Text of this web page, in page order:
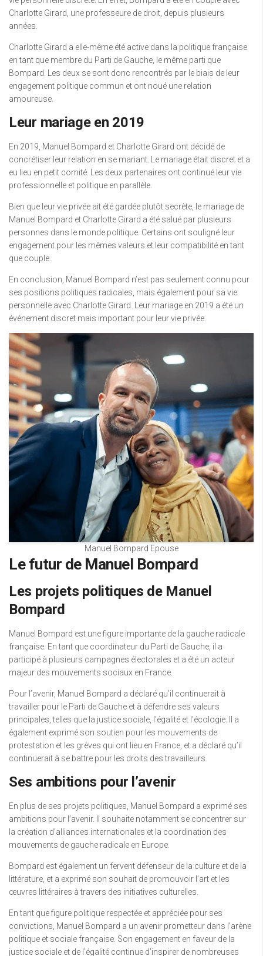
Charlotte Girard, une professeure de droit, depuis plusieurs
années.
Charlotte Girard a elle-même été active dans la politique française
en tant que membre du Parti de Gauche, le même parti que
Bompard. Les deux se sont donc rencontrés par le biais de leur
engagement politique commun et ont noué une relation
amoureuse.
Leur mariage en 2019
En 2019, Manuel Bompard et Charlotte Girard ont décidé de
concrétiser leur relation en se mariant. Le mariage était discret et a
eu lieu en petit comité. Les deux partenaires ont continué leur vie
professionnelle et politique en parallèle.
Bien que leur vie privée ait été gardée plutôt secrète, le mariage de
Manuel Bompard et Charlotte Girard a été salué par plusieurs
personnes dans le monde politique. Certains ont souligné leur
engagement pour les mêmes valeurs et leur compatibilité en tant
que couple.
En conclusion, Manuel Bompard n’est pas seulement connu pour
ses positions politiques radicales, mais également pour sa vie
personnelle avec Charlotte Girard. Leur mariage en 2019 a été un
événement discret mais important pour leur vie privée.
Manuel Bompard Epouse
Le futur de Manuel Bompard
Les projets politiques de Manuel
Bompard
Manuel Bompard est une figure importante de la gauche radicale
française. En tant que coordinateur du Parti de Gauche, il a
participé à plusieurs campagnes électorales et a été un acteur
majeur des mouvements sociaux en France.
Pour l’avenir, Manuel Bompard a déclaré qu’il continuerait à
travailler pour le Parti de Gauche et à défendre ses valeurs
principales, telles que la justice sociale, l’égalité et l’écologie. Il a
également exprimé son soutien pour les mouvements de
protestation et les grèves qui ont lieu en France, et a déclaré qu’il
continuerait à se battre pour les droits des travailleurs.
Ses ambitions pour l’avenir
En plus de ses projets politiques, Manuel Bompard a exprimé ses
ambitions pour l’avenir. Il souhaite notamment se concentrer sur
la création d’alliances internationales et la coordination des
mouvements de gauche radicale en Europe.
Bompard est également un fervent défenseur de la culture et de la
littérature, et a exprimé son souhait de promouvoir l’art et les
œuvres littéraires à travers des initiatives culturelles.
En tant que figure politique respectée et appréciée pour ses
convictions, Manuel Bompard a un avenir prometteur dans l’arène
politique et sociale française. Son engagement en faveur de la
justice sociale et de l’égalité continue d’inspirer de nombreuses